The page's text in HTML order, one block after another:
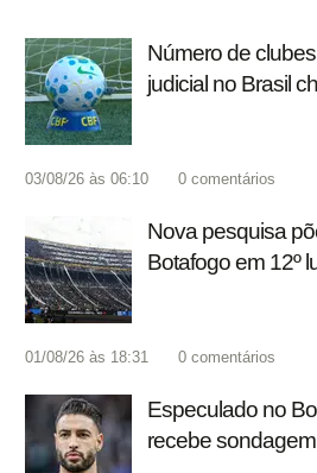
Número de
judicial no Brasil
03/08/26 às 06:10 0 comentários
Nova pesquisa
Botafogo em 12º
01/08/26 às 18:31 0 comentários
Especulado no
recebe